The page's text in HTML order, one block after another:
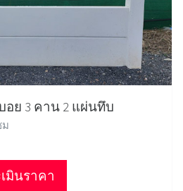
บอย 3 คาน 2 แผ่นทึบ
ม
มินราคา